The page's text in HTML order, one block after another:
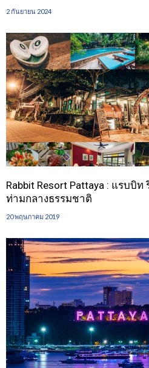
2 กันยายน 2024
Rabbit Resort Pattaya : แรบบิ
ท่ามกลางธรรมชาติ
20 พฤษภาคม 2019